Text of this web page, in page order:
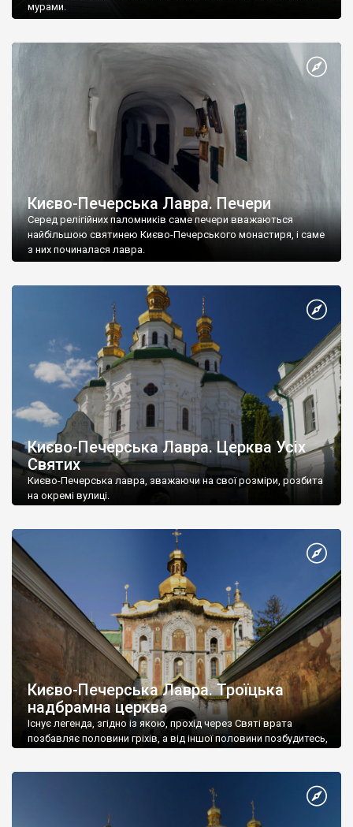
мурами.
Києво-Печерська Лавра. Печери
Серед релігійних паломників саме печери вважаються
найбільшою святинею Києво-Печерського монастиря, і саме
з них починалася лавра.
Києво-Печерська Лавра. Церква Усіх
Святих
Києво-Печерська лавра, зважаючи на свої розміри, розбита
на окремі вулиці.
Києво-Печерська Лавра. Троїцька
надбрамна церква
Існує легенда, згідно із якою, прохід через Святі врата
позбавляє половини гріхів, а від іншої половини позбудитесь,